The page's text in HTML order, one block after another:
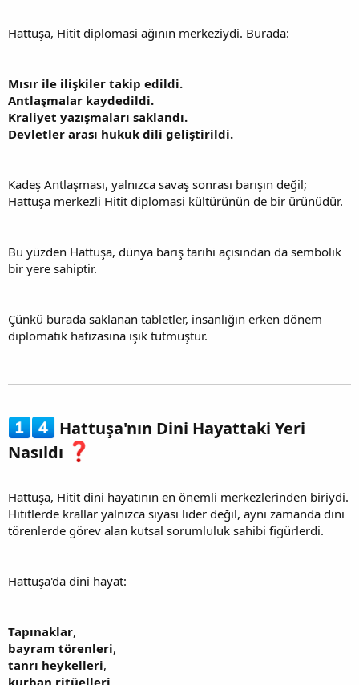
Hattuşa, Hitit diplomasi ağının merkeziydi. Burada:
Mısır ile ilişkiler takip edildi.
Antlaşmalar kaydedildi.
Kraliyet yazışmaları saklandı.
Devletler arası hukuk dili geliştirildi.
Kadeş Antlaşması, yalnızca savaş sonrası barışın değil;
Hattuşa merkezli Hitit diplomasi kültürünün de bir ürünüdür.
Bu yüzden Hattuşa, dünya barış tarihi açısından da sembolik
bir yere sahiptir.
Çünkü burada saklanan tabletler, insanlığın erken dönem
diplomatik hafızasına ışık tutmuştur.
Hattuşa'nın Dini Hayattaki Yeri
Nasıldı
Hattuşa, Hitit dini hayatının en önemli merkezlerinden biriydi.
Hititlerde krallar yalnızca siyasi lider değil, aynı zamanda dini
törenlerde görev alan kutsal sorumluluk sahibi figürlerdi.
Hattuşa'da dini hayat:
Tapınaklar,
bayram törenleri,
tanrı heykelleri,